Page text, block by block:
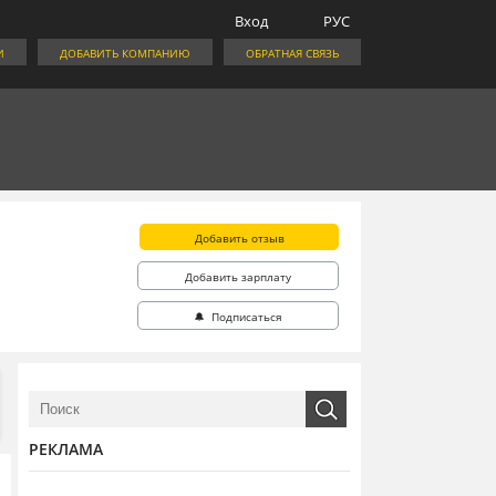
РУС
Вход
ОБРАТНАЯ СВЯЗЬ
ДОБАВИТЬ КОМПАНИЮ
Добавить отзыв
Добавить зарплату
🔔 Подписаться
РЕКЛАМА